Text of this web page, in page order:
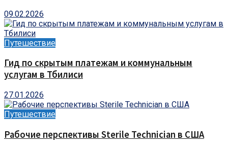
09.02.2026
Путешествие
Гид по скрытым платежам и коммунальным
услугам в Тбилиси
27.01.2026
Путешествие
Рабочие перспективы Sterile Technician в США